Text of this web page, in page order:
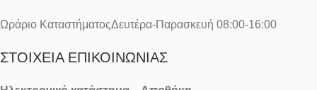
Ωράριο ΚαταστήματοςΔευτέρα-Παρασκευή 08:00-16:00
ΣΤΟΙΧΕΊΑ ΕΠΙΚΟΙΝΩΝΊΑΣ